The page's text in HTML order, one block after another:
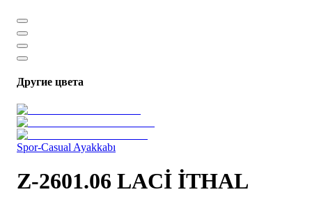
Другие цвета
Spor-Casual Ayakkabı
Z-2601.06 LACİ İTHAL